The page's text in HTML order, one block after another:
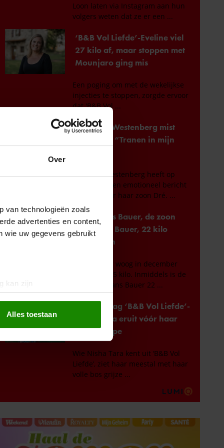
Over
van technologieën zoals
advertenties en content,
wie uw gegevens gebruikt
kan zijn
te bieden en om ons
partners voor social
die u aan ze heeft
met onze cookies als u
Alles toestaan